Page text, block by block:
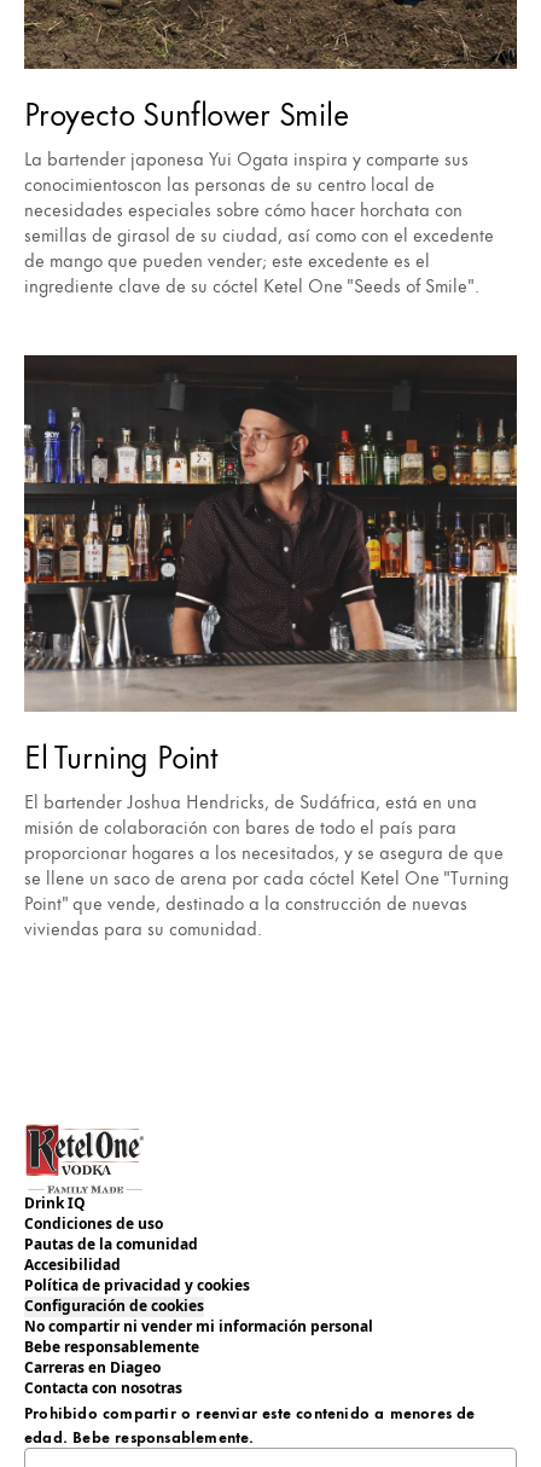
Proyecto Sunflower Smile
La bartender japonesa Yui Ogata inspira y comparte sus
conocimientoscon las personas de su centro local de
necesidades especiales sobre cómo hacer horchata con
semillas de girasol de su ciudad, así como con el excedente
de mango que pueden vender; este excedente es el
ingrediente clave de su cóctel Ketel One "Seeds of Smile".
El Turning Point
El bartender Joshua Hendricks, de Sudáfrica, está en una
misión de colaboración con bares de todo el país para
proporcionar hogares a los necesitados, y se asegura de que
se llene un saco de arena por cada cóctel Ketel One "Turning
Point" que vende, destinado a la construcción de nuevas
viviendas para su comunidad.
Drink IQ
Condiciones de uso
Pautas de la comunidad
Accesibilidad
Política de privacidad y cookies
Configuración de cookies
No compartir ni vender mi información personal
Bebe responsablemente
Carreras en Diageo
Contacta con nosotras
Prohibido compartir o reenviar este contenido a menores de
edad. Bebe responsablemente.